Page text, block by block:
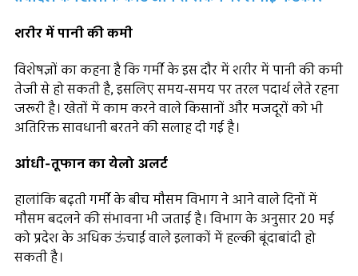
शरीर में पानी की कमी
विशेषज्ञों का कहना है कि गर्मी के इस दौर में शरीर में पानी की कमी
तेजी से हो सकती है, इसलिए समय-समय पर तरल पदार्थ लेते रहना
जरूरी है। खेतों में काम करने वाले किसानों और मजदूरों को भी
अतिरिक्त सावधानी बरतने की सलाह दी गई है।
आंधी-तूफान का येलो अलर्ट
हालांकि बढ़ती गर्मी के बीच मौसम विभाग ने आने वाले दिनों में
मौसम बदलने की संभावना भी जताई है। विभाग के अनुसार 20 मई
को प्रदेश के अधिक ऊंचाई वाले इलाकों में हल्की बूंदाबांदी हो
सकती है।